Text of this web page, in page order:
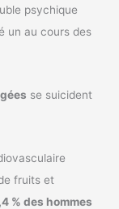
psychique
un au cours des
se suicident
fruits et
% des hommes